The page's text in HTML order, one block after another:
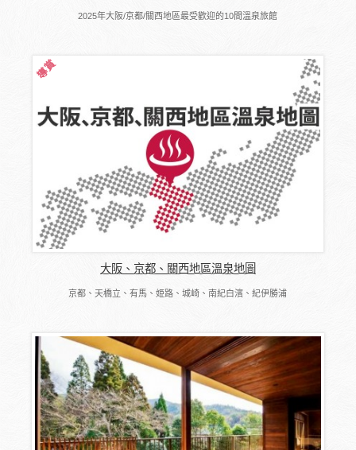
2025年大阪/京都/關西地區最受歡迎的10間溫泉旅館
大阪、京都、關西地區溫泉地圖
京都、天橋立、有馬、姫路、城崎、南紀白濱、紀伊勝浦